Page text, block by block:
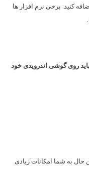
کنید. برخی نرم افزار ها
روی گوشی اندرویدی خود
حال به شما امکانات زیادی